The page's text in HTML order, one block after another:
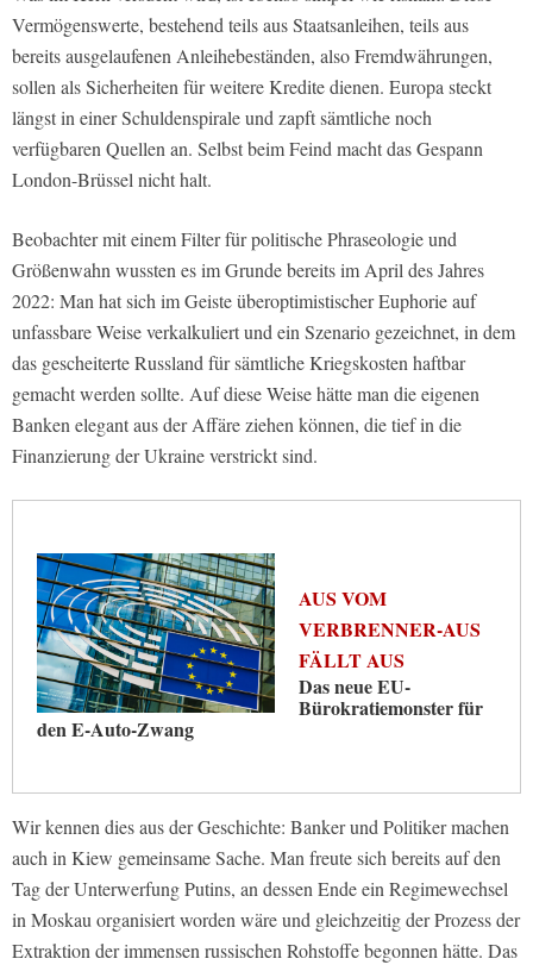
Vermögenswerte, bestehend teils aus Staatsanleihen, teils aus
bereits ausgelaufenen Anleihebeständen, also Fremdwährungen,
sollen als Sicherheiten für weitere Kredite dienen. Europa steckt
längst in einer Schuldenspirale und zapft sämtliche noch
verfügbaren Quellen an. Selbst beim Feind macht das Gespann
London-Brüssel nicht halt.
Beobachter mit einem Filter für politische Phraseologie und
Größenwahn wussten es im Grunde bereits im April des Jahres
2022: Man hat sich im Geiste überoptimistischer Euphorie auf
unfassbare Weise verkalkuliert und ein Szenario gezeichnet, in dem
das gescheiterte Russland für sämtliche Kriegskosten haftbar
gemacht werden sollte. Auf diese Weise hätte man die eigenen
Banken elegant aus der Affäre ziehen können, die tief in die
Finanzierung der Ukraine verstrickt sind.
AUS VOM
VERBRENNER-AUS
FÄLLT AUS
Das neue EU-
Bürokratiemonster für
den E-Auto-Zwang
Wir kennen dies aus der Geschichte: Banker und Politiker machen
auch in Kiew gemeinsame Sache. Man freute sich bereits auf den
Tag der Unterwerfung Putins, an dessen Ende ein Regimewechsel
in Moskau organisiert worden wäre und gleichzeitig der Prozess der
Extraktion der immensen russischen Rohstoffe begonnen hätte. Das